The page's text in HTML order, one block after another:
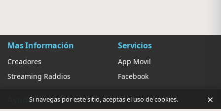
Mas Información
Creadores
Streaming Raddios
Servicios
App Movil
Facebook
Ayuda Ajustes
Si navegas por este sitio, aceptas el uso de cookies. ×